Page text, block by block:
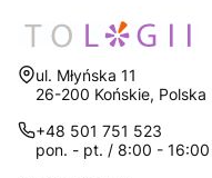
Adres:
ul. Młyńska 11
26-200 Końskie, Polska
+48 501 751 523
pon. - pt. / 8:00 - 16:00